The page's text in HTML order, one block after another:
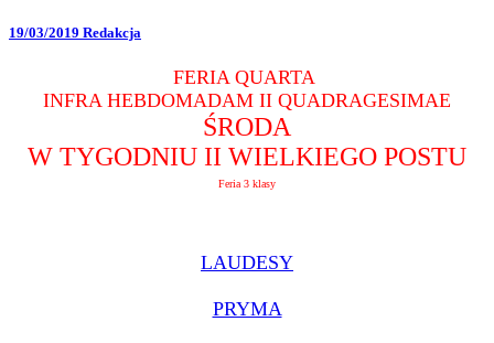
19/03/2019 Redakcja
FERIA QUARTA
INFRA HEBDOMADAM II QUADRAGESIMAE
ŚRODA
W TYGODNIU II WIELKIEGO POSTU
Feria 3 klasy
LAUDESY
PRYMA